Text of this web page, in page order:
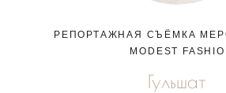
РЕПОРТАЖНАЯ СЪЁМКА
MODEST
Гульшат